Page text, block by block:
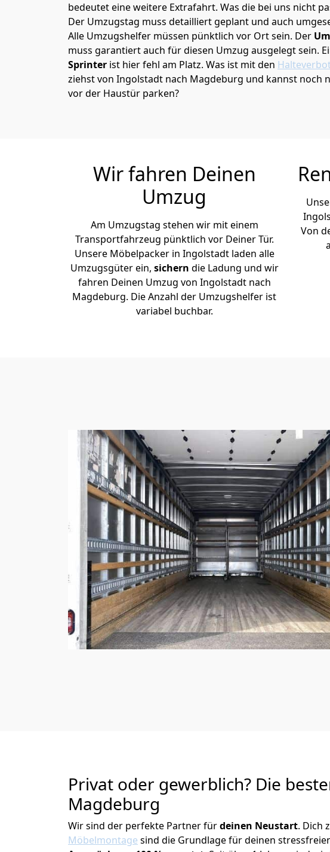
bedeutet eine weitere Extrafahrt. Was die bei uns nicht
Der Umzugstag muss detailliert geplant und auch
Alle Umzugshelfer müssen pünktlich vor Ort sein. Der
muss garantiert auch für diesen Umzug ausgelegt sein.
Sprinter ist hier fehl am Platz. Was ist mit den
ziehst von Ingolstadt nach Magdeburg und kannst noch
vor der Haustür parken?
Wir fahren Deinen
Umzug
Am Umzugstag stehen wir mit einem
Transportfahrzeug pünktlich vor Deiner Tür.
Unsere Möbelpacker in Ingolstadt laden alle
Umzugsgüter ein, sichern die Ladung und wir
fahren Deinen Umzug von Ingolstadt nach
Magdeburg. Die Anzahl der Umzugshelfer ist
variabel buchbar.
Von
Privat oder gewerblich? Die
Magdeburg
Wir sind der perfekte Partner fürdeinen Neustart. Dich
Möbelmontage sind die Grundlage für deinen